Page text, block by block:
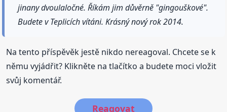
jinany dvoulaločné. Říkám jim důvěrně "gingouškové".
Budete v Teplicích vítáni. Krásný nový rok 2014.
Na tento příspěvěk jestě nikdo nereagoval. Chcete se k
němu vyjádřit? Klikněte na tlačítko a budete moci vložit
svůj komentář.
Reagovat